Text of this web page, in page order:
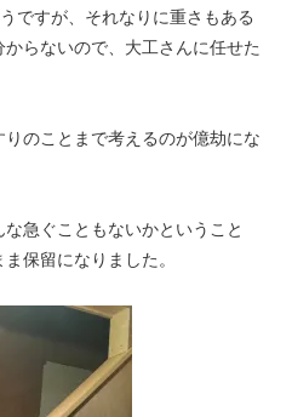
ですが、それなりに重さもある
らないので、大工さんに任せた
のことまで考えるのが億劫にな
急ぐこともないかということ
保留になりました。